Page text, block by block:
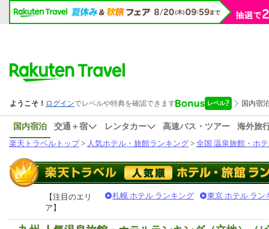
国内宿泊 交通＋宿 レンタカー 高速バス・ツアー
海外旅
楽天トラベルトップ> 人気ホテル・旅館ランキング > 全国 温泉旅館・ホ
【注目のエリ
ア】
札幌 ホテル ランキング 東京 ホテル ラン